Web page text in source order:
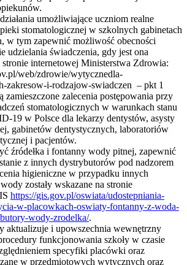
umożliwiające uczniom realne
stomatologicznej w szkolnych gabinetach
w tym zapewnić możliwość obecności
udzielania świadczenia, gdy jest ona
internetowej Ministerstwa Zdrowia:
web/zdrowie/wytycznedla-
zakresow-i-rodzajow-swiadczen – pkt 1
zamieszczone zalecenia postępowania przy
stomatologicznych w warunkach stanu
19 w Polsce dla lekarzy dentystów, asysty
gabinetów dentystycznych, laboratoriów
i pacjentów.
źródełka i fontanny wody pitnej, zapewnić
z innych dystrybutorów pod nadzorem
higieniczne w przypadku innych
zostały wskazane na stronie
https://gis.gov.pl/oswiata/udostepniania-
w-placowkach-oswiaty-fontanny-z-woda-
wody-zrodelka/.
aktualizuje i upowszechnia wewnętrzny
funkcjonowania szkoły w czasie
specyfiki placówki oraz
w przedmiotowych wytycznych oraz